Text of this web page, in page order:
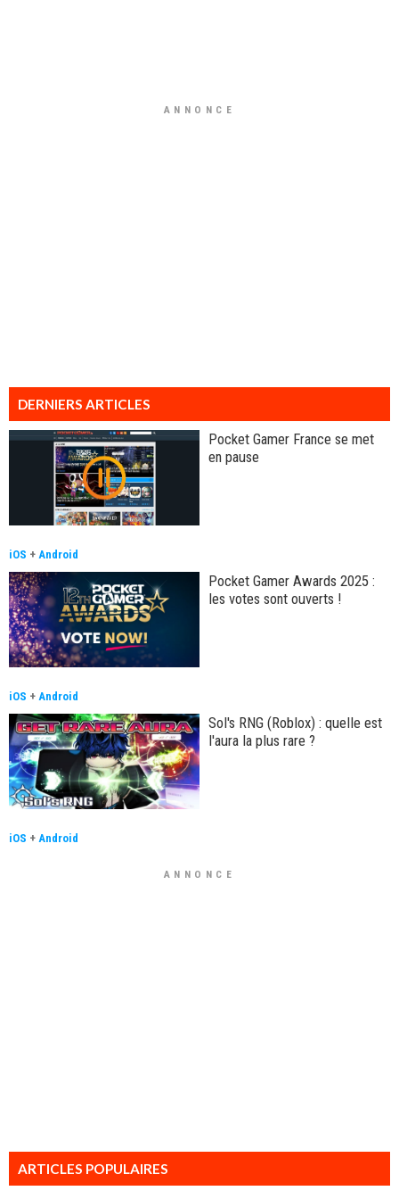
ANNONCE
DERNIERS ARTICLES
Pocket Gamer France se met
en pause
iOS + Android
Pocket Gamer Awards 2025 :
les votes sont ouverts !
iOS + Android
Sol's RNG (Roblox) : quelle est
l'aura la plus rare ?
iOS + Android
ANNONCE
ARTICLES POPULAIRES